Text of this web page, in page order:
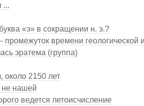
...
«э» в сокращении н. э.?
промежуток времени геологической
эратема (группа)
около 2150 лет
нашей
ведется летоисчисление